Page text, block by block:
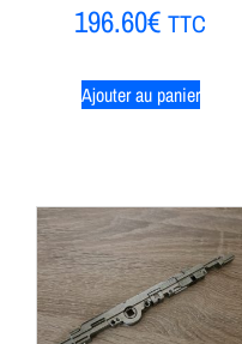
196.60€ TTC
Ajouter au panier